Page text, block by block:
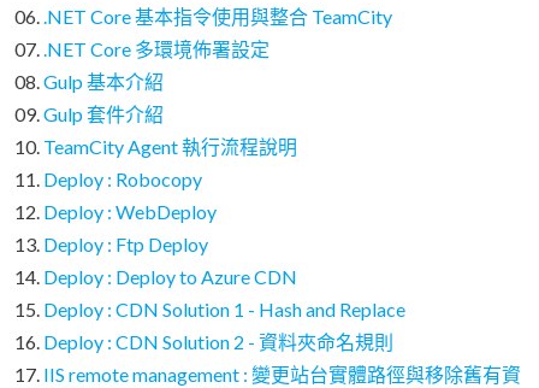
06..NET Core 基本指令使用與整合 TeamCity
07..NET Core 多環境佈署設定
08.Gulp 基本介紹
09.Gulp 套件介紹
10. TeamCity Agent 執行流程說明
11. Deploy : Robocopy
12. Deploy : WebDeploy
13. Deploy : Ftp Deploy
14. Deploy : Deploy to Azure CDN
15. Deploy : CDN Solution 1 - Hash and Replace
16. Deploy : CDN Solution 2 - 資料夾命名規則
17. IIS remote management : 變更站台實體路徑與移除舊有資